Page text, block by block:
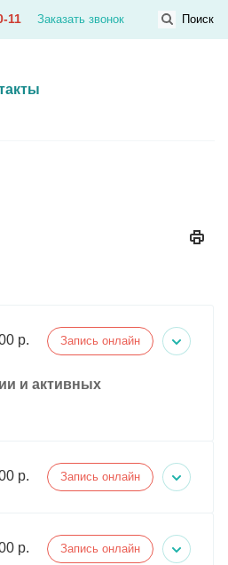
Поиск
11 Заказать звонок
Запись онлайн
р.
и активных
Запись онлайн
р.
Запись онлайн
р.